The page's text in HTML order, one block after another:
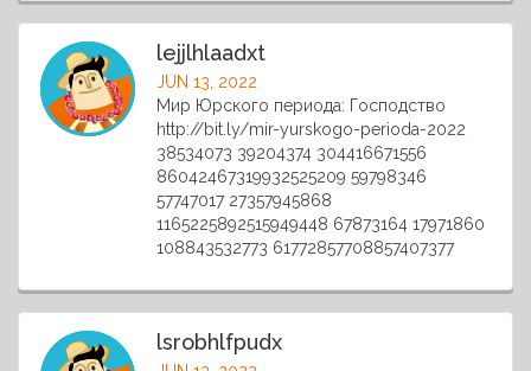
lejjlhlaadxt
JUN 13, 2022
Мир Юрского периода: Господство
http://bit.ly/mir-yurskogo-perioda-2022
38534073 39204374 304416671556
86042467319932525209 59798346
57747017 27357945868
1165225892515949448 67873164 17971860
108843532773 61772857708857407377
lsrobhlfpudx